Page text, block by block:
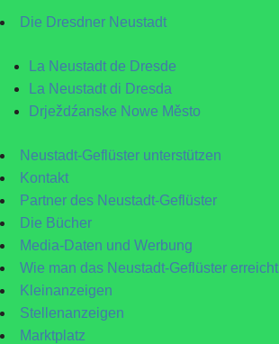
Die Dresdner Neustadt
La Neustadt de Dresde
La Neustadt di Dresda
Drježdźanske Nowe Město
Neustadt-Geflüster unterstützen
Kontakt
Partner des Neustadt-Geflüster
Die Bücher
Media-Daten und Werbung
Wie man das Neustadt-Geflüster erreicht
Kleinanzeigen
Stellenanzeigen
Marktplatz